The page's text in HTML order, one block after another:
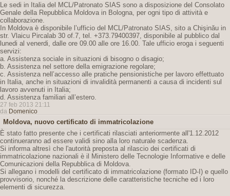
Le sedi in Italia del MCL/Patronato SIAS sono a disposizione del Consolato
Genale della Repubblica Moldova in Bologna, per ogni tipo di attività e
collaborazione.
In Moldova è disponibile l’ufficio del MCL/Patronato SIAS, sito a Chişinău in
str. Vlaicu Pircalab 30 of.7, tel. +373.79400397, disponibile al pubblico dal
lunedi al venerdi, dalle ore 09.00 alle ore 16.00. Tale ufficio eroga i seguenti
servizi:
a. Assistenza sociale in situazioni di bisogno o disagio;
b. Assistenza nel settore della emigrazione regolare;
c. Assistenza nell’accesso alle pratiche pensionistiche per lavoro effettuato
in Italia, anche in situazioni di invalidità permanenti a causa di incidenti sul
lavoro avvenuti in Italia;
d. Assistenza familiari all’estero.
27 feb 2013 21:11
da Domenico
Moldova, nuovo certificato di immatricolazione
È stato fatto presente che i certificati rilasciati anteriormente all'1.12.2012
continueranno ad essere validi sino alla loro naturale scadenza.
Si informa altresì che l'autorità preposta al rilascio dei certificati di
immatricolazione nazionali è il Ministero delle Tecnologie Informative e delle
Comunicazioni della Repubblica di Moldova.
Si allegano i modelli del certificato di immatricolazione (formato ID-I) e quello
provvisorio, nonché la descrizione delle caratteristiche tecniche ed i loro
elementi di sicurezza.